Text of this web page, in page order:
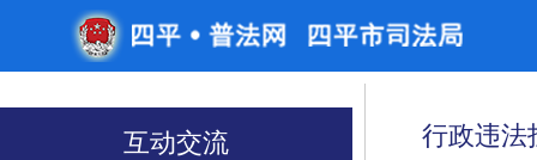
互动交流 行政违法